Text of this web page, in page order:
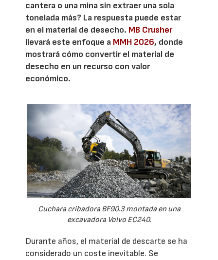
cantera o una mina sin extraer una sola
tonelada más? La respuesta puede estar
en el material de desecho. MB Crusher
llevará este enfoque a MMH 2026, donde
mostrará cómo convertir el material de
desecho en un recurso con valor
económico.
Cuchara cribadora BF90.3 montada en una
excavadora Volvo EC240.
Durante años, el material de descarte se ha
considerado un coste inevitable. Se